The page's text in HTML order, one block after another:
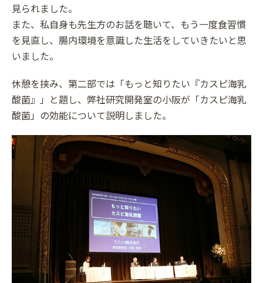
見られました。
また、私自身も先生方のお話を聴いて、もう一度食習慣
を見直し、腸内環境を意識した生活をしていきたいと思
いました。
休憩を挟み、第二部では「もっと知りたい『カスピ海乳
酸菌』」と題し、弊社研究開発室の小阪が「カスピ海乳
酸菌」の効能について説明しました。